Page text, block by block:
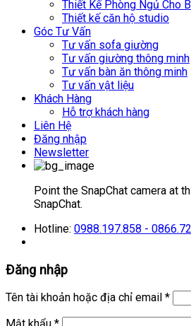
Thiết Kế Phòng Ngủ Cho
Thiết kế căn hộ studio
Góc Tư Vấn
Tư vấn sofa giường
Tư vấn giường thông minh
Tư vấn bàn ăn thông minh
Tư vấn vật liệu
Khách Hàng
Hỗ trợ khách hàng
Liên Hệ
Đăng nhập
Newsletter
Point the SnapChat camera at
SnapChat.
Hotline: 0988.197.858 -
Đăng nhập
Tên tài khoản hoặc địa chỉ email *